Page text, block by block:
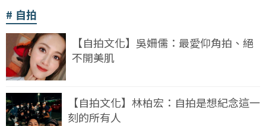
自拍
【自拍文化】吳姍儒：最愛仰角拍、絕
不開美肌
【自拍文化】林柏宏：自拍是想紀念這一
刻的所有人